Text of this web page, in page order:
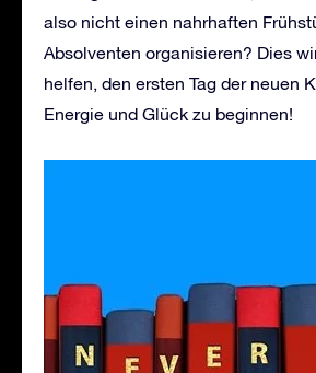
also nicht einen nahrhaften
Absolventen organisieren? Dies
helfen, den ersten Tag der neuen
Energie und Glück zu beginnen!